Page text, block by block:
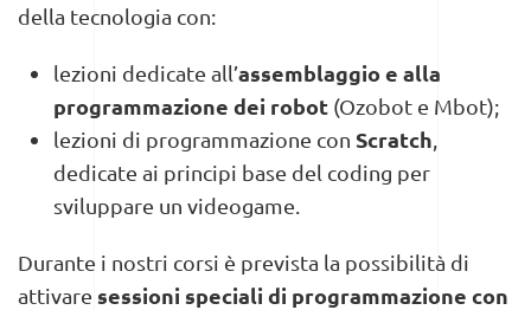
della tecnologia con:
lezioni dedicate all’assemblaggio e alla
programmazione dei robot (Ozobot e Mbot);
lezioni di programmazione con Scratch
dedicate ai principi base del coding per
sviluppare un videogame.
Durante i nostri corsi è prevista la possibilità di
attivare sessioni speciali di programmazione con